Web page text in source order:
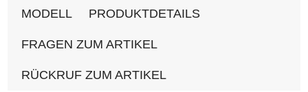
MODELL PRODUKTDETAILS
FRAGEN ZUM ARTIKEL
RÜCKRUF ZUM ARTIKEL